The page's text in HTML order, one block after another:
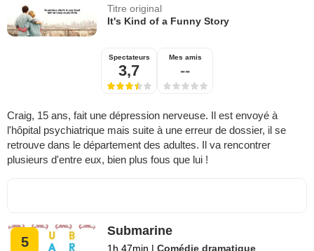
Titre original
It's Kind of a Funny Story
Spectateurs
3,7
Mes amis
--
Craig, 15 ans, fait une dépression nerveuse. Il est envoyé à
l'hôpital psychiatrique mais suite à une erreur de dossier, il se
retrouve dans le département des adultes. Il va rencontrer
plusieurs d'entre eux, bien plus fous que lui !
5
Submarine
1h 47min | Comédie dramatique